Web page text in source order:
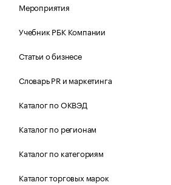
Мероприятия
Учебник РБК Компании
Статьи о бизнесе
Словарь PR и маркетинга
Каталог по ОКВЭД
Каталог по регионам
Каталог по категориям
Каталог торговых марок